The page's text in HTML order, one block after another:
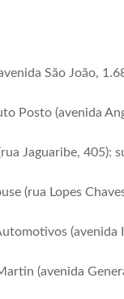
São João,
Posto (avenida
Jaguaribe, 405):
(rua Lopes
(avenida
(avenida